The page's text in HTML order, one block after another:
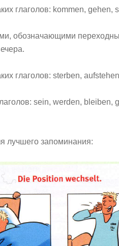
глаголов: kommen, gehen,
обозначающими
глаголов: sterben,
sein, werden, bleiben,
лучшего запоминания: